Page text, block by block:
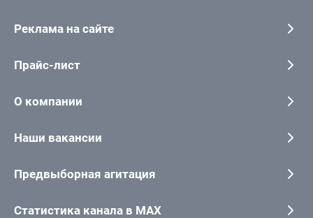
Реклама на сайте
Прайс-лист
О компании
Наши вакансии
Предвыборная агитация
Статистика канала в MAX